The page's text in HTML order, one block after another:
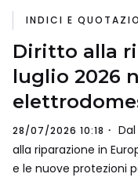
INDICI E
Diritto alla
luglio 2026
28/07/2026 10:18
alla riparazione in
e le nuove protezioni